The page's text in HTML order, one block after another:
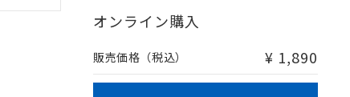
オンライン購入
販売価格（税込） ¥ 1,890